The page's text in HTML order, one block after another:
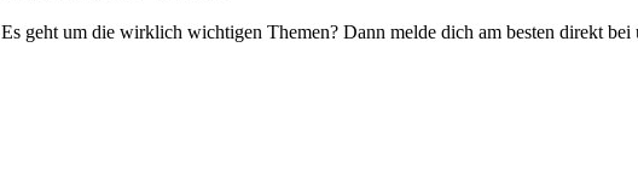
Es geht um die wirklich wichtigen Themen? Dann melde dich am besten direkt bei